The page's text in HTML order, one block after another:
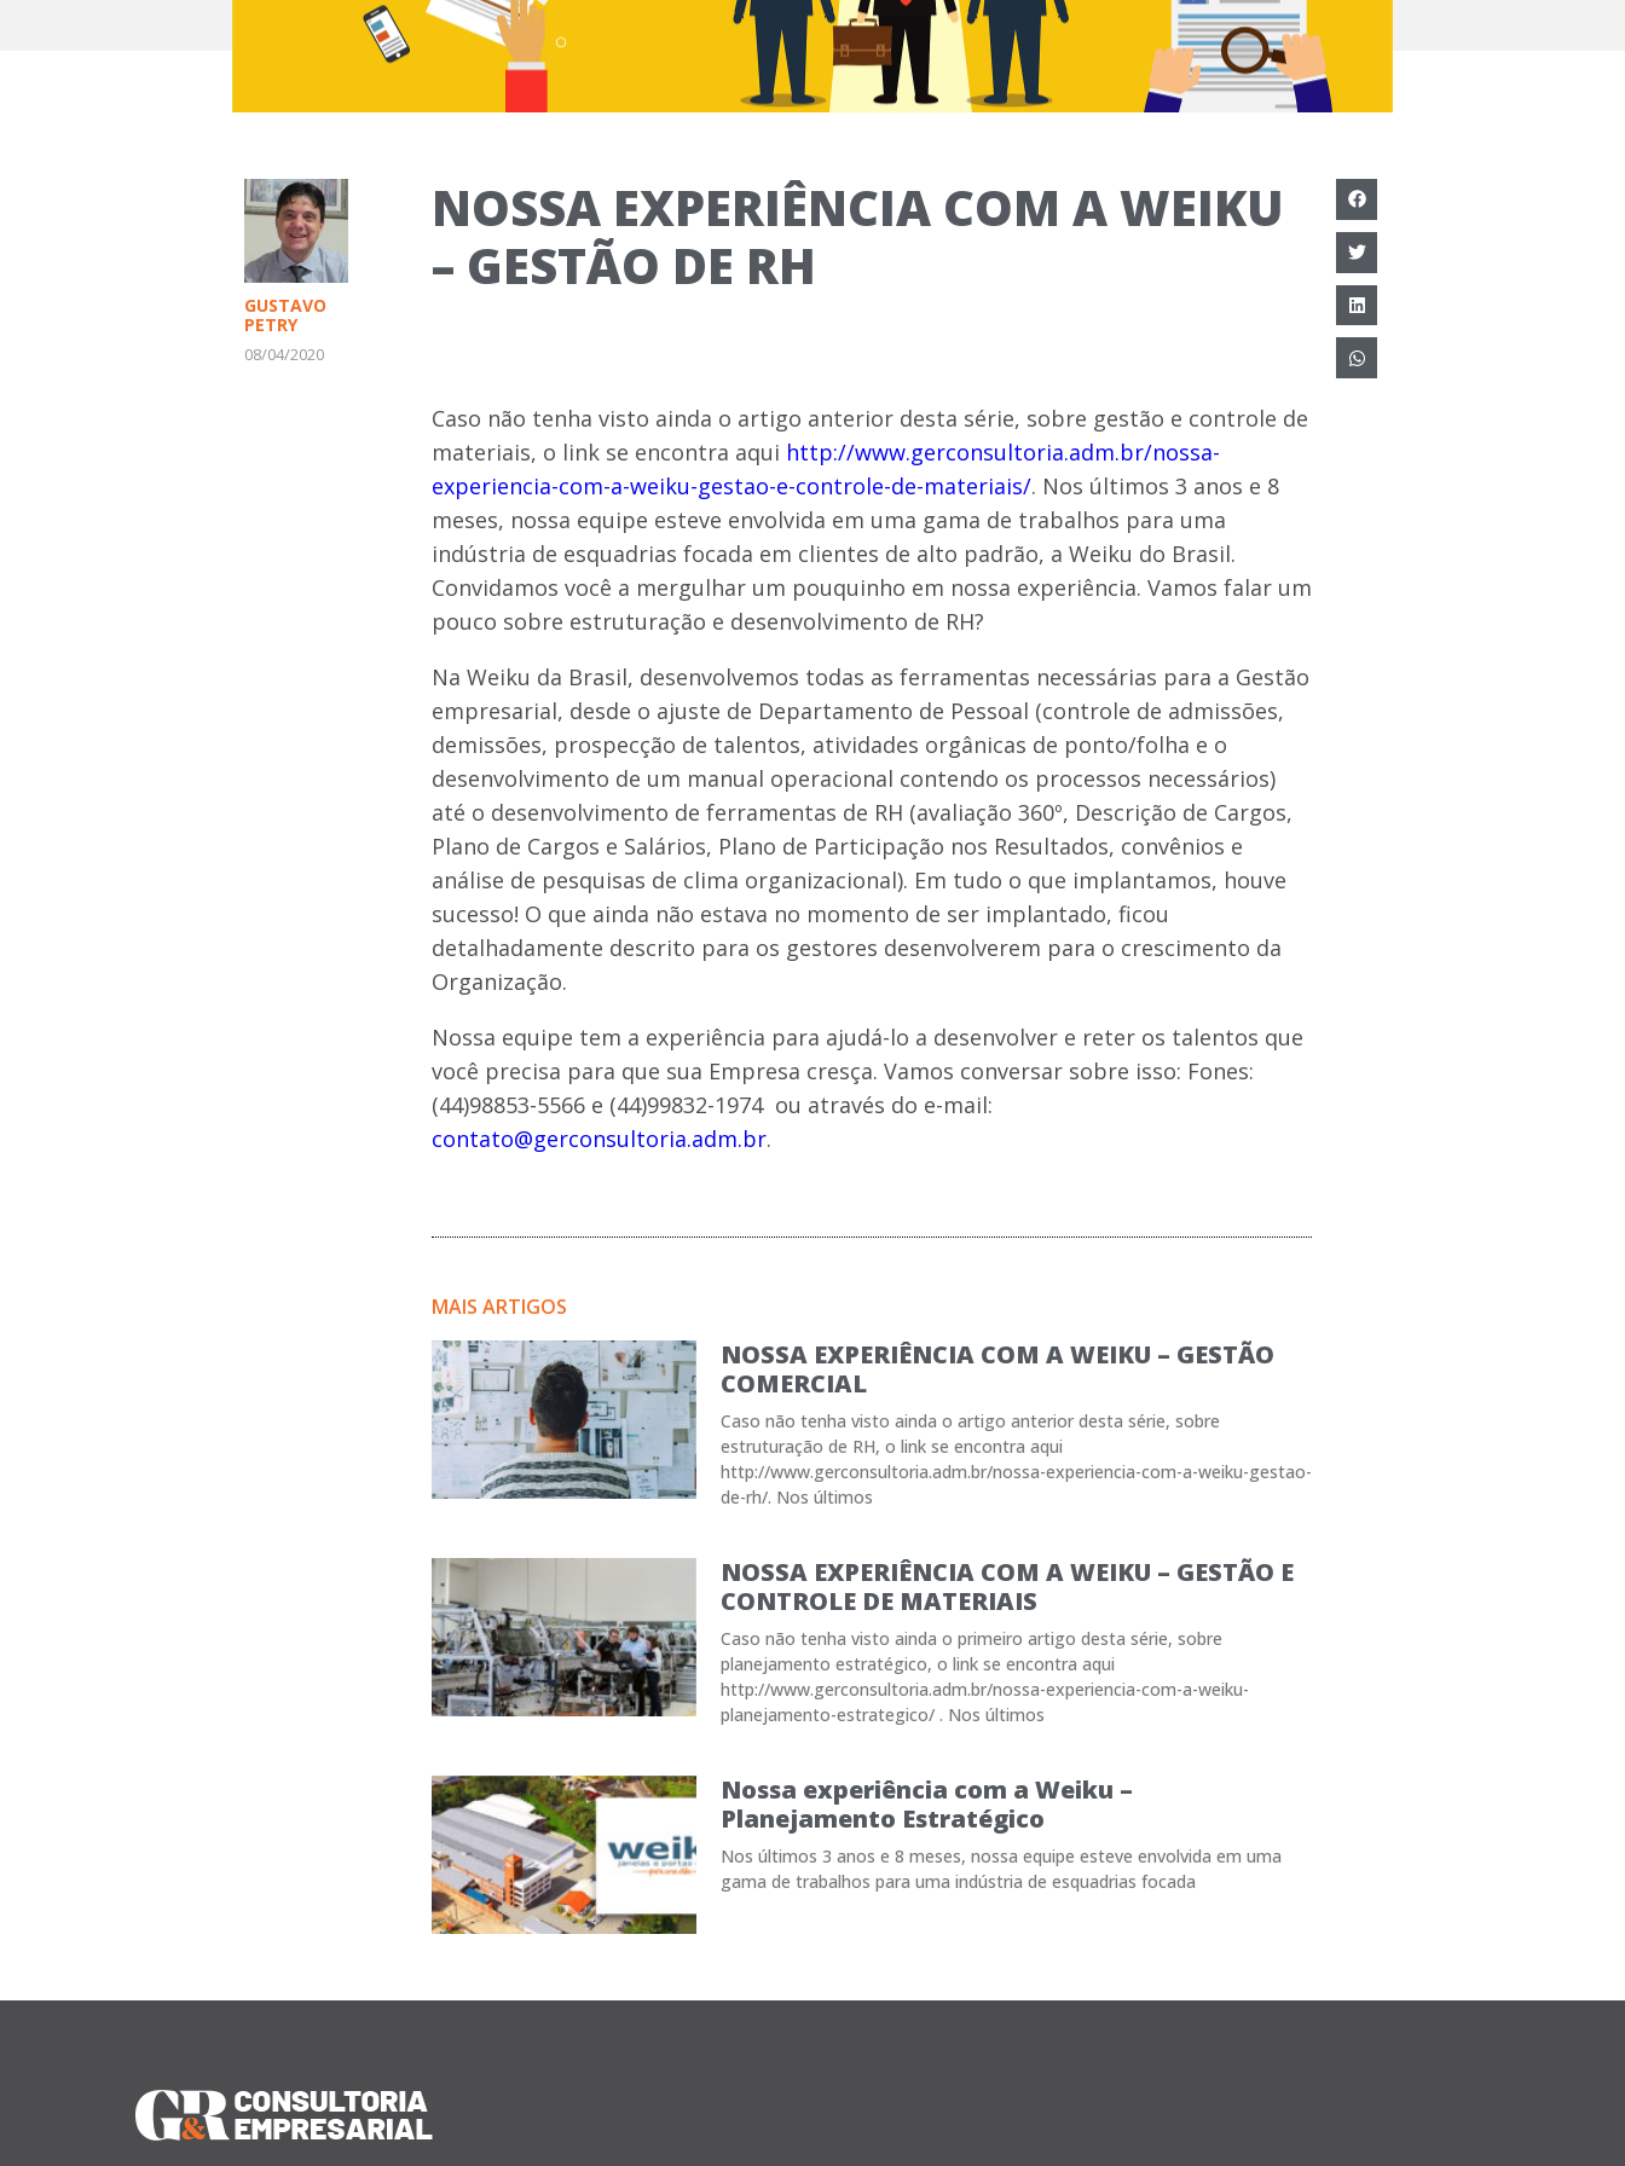
GUSTAVO
PETRY
08/04/2020
NOSSA EXPERIÊNCIA COM A WEIKU
– GESTÃO DE RH
Caso não tenha visto ainda o artigo anterior desta série, sobre gestão e controle de
materiais, o link se encontra aqui http://www.gerconsultoria.adm.br/nossa-
experiencia-com-a-weiku-gestao-e-controle-de-materiais/. Nos últimos 3 anos e 8
meses, nossa equipe esteve envolvida em uma gama de trabalhos para uma
indústria de esquadrias focada em clientes de alto padrão, a Weiku do Brasil.
Convidamos você a mergulhar um pouquinho em nossa experiência. Vamos falar um
pouco sobre estruturação e desenvolvimento de RH?
Na Weiku da Brasil, desenvolvemos todas as ferramentas necessárias para a Gestão
empresarial, desde o ajuste de Departamento de Pessoal (controle de admissões,
demissões, prospecção de talentos, atividades orgânicas de ponto/folha e o
desenvolvimento de um manual operacional contendo os processos necessários)
até o desenvolvimento de ferramentas de RH (avaliação 360º, Descrição de Cargos,
Plano de Cargos e Salários, Plano de Participação nos Resultados, convênios e
análise de pesquisas de clima organizacional). Em tudo o que implantamos, houve
sucesso! O que ainda não estava no momento de ser implantado, ficou
detalhadamente descrito para os gestores desenvolverem para o crescimento da
Organização.
Nossa equipe tem a experiência para ajudá-lo a desenvolver e reter os talentos que
você precisa para que sua Empresa cresça. Vamos conversar sobre isso: Fones:
(44)98853-5566 e (44)99832-1974 ou através do e-mail:
contato@gerconsultoria.adm.br.
MAIS ARTIGOS
NOSSA EXPERIÊNCIA COM A WEIKU – GESTÃO
COMERCIAL
Caso não tenha visto ainda o artigo anterior desta série, sobre
estruturação de RH, o link se encontra aqui
http://www.gerconsultoria.adm.br/nossa-experiencia-com-a-weiku-gestao-
de-rh/. Nos últimos
NOSSA EXPERIÊNCIA COM A WEIKU – GESTÃO E
CONTROLE DE MATERIAIS
Caso não tenha visto ainda o primeiro artigo desta série, sobre
planejamento estratégico, o link se encontra aqui
http://www.gerconsultoria.adm.br/nossa-experiencia-com-a-weiku-
planejamento-estrategico/ . Nos últimos
Nossa experiência com a Weiku –
Planejamento Estratégico
Nos últimos 3 anos e 8 meses, nossa equipe esteve envolvida em uma
gama de trabalhos para uma indústria de esquadrias focada